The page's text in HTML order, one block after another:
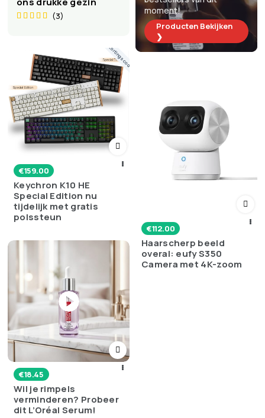
(3)
moment!
Producten Bekijken
❯
Kortingscode
€159.00
Keychron K10 HE
Special Edition nu
tijdelijk met gratis
polssteun
€112.00
Haarscherp beeld
overal: eufy S350
Camera met 4K-zoom
€18.45
Wil je rimpels
verminderen? Probeer
dit L’Oréal Serum!